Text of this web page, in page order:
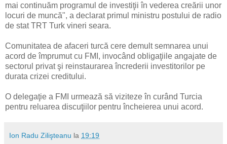
mai continuăm programul de investiţii în vederea creării unor
locuri de muncă", a declarat primul ministru postului de radio
de stat TRT Turk vineri seara.
Comunitatea de afaceri turcă cere demult semnarea unui
acord de împrumut cu FMI, invocând obligaţiile angajate de
sectorul privat şi reinstaurarea încrederii investitorilor pe
durata crizei creditului.
O delegaţie a FMI urmează să viziteze în curând Turcia
pentru reluarea discuţiilor pentru încheierea unui acord.
Ion Radu Zilişteanu la 19:19